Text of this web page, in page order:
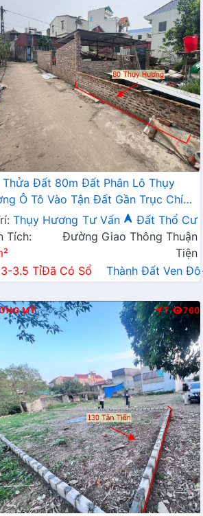
Thửa Đất 80m Đất Phân Lô Thụy
Ô Tô Vào Tận Đất Gần Trục Chính
Doanh Liên Huyện
Thụy Hương Tư Vấn
Đất Thổ Cư
Tích:
Đường Giao Thông Thuận
Tiện
3-3.5 TỉĐã Có Sổ Thành Đất Ven
MỸ T 760